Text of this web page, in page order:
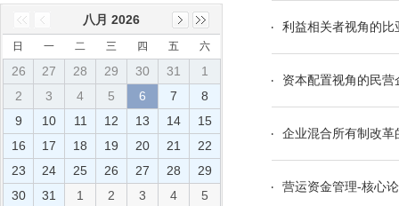
八月 2026
日 一 二 三 四 五 六
26 27 28 29 30 31
1
2
3 4 5 6 7
8
9
10 11 12 13 14
15
16
17 18 19 20 21
22
23
24 25 26 27 28
29
30
31 1 2 3 4 5
利益相关者视角的比
资本配置视角的民
企业混合所有制改
营运资金管理-核心